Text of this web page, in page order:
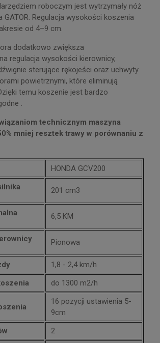
roboczym jest wytrzymały nóż
GATOR. Regulacja wysokości koszenia
od 4–9 cm.
dodatkowo zwiększa
regulacja wysokości kierownicy,
sterujące rękojeści oraz uchwyty
powietrznymi, które eliminują
temu koszenie jest bardzo
.
technicznym maszyna
mniej resztek trawy w porównaniu z
HONDA GCV200
201 cm3
6,5 KM
Pionowa
1,8 - 2,4 km/h
do 1300 m2/h
16 pozycji ustawienia 5-
9cm
2